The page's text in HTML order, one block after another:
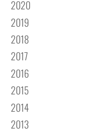
2020
2019
2018
2017
2016
2015
2014
2013